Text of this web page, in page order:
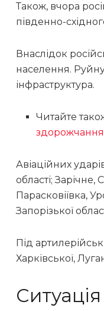
Також, вчора
південно-
Внаслідок
населення.
інфраструктура.
Читайте
Авіаційних
області;
Парасковіївка,
Запорізької
Під
Харківської,